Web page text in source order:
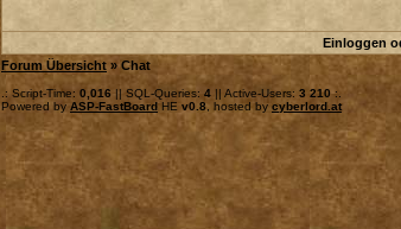
Einloggen
Forum Übersicht » Chat
.: Script-Time: 0,016 || SQL-Queries: 4 || Active-Users: 3 210:.
Powered by ASP-FastBoardHE v0.8 , hosted by cyberlord.at